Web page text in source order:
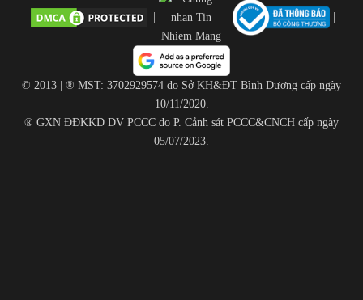
| | |
© 2013 | ® MST: 3702929574 do Sở KH&ĐT Bình Dương cấp ngày
10/11/2020.
® GXN ĐĐKKD DV PCCC do P. Cảnh sát PCCC&CNCH cấp ngày
05/07/2023.